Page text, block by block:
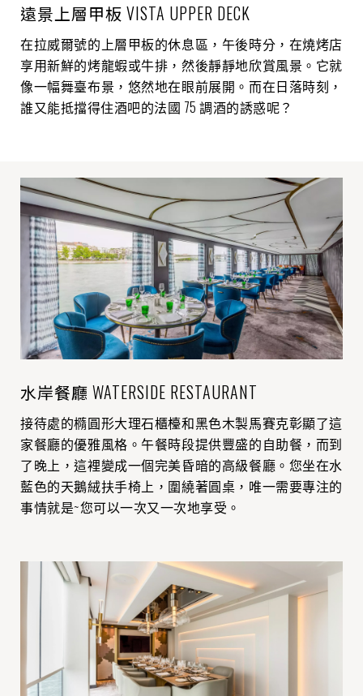
遠景上層甲板 VISTA UPPER DECK
在拉威爾號的上層甲板的休息區，午後時分，在燒烤店
享用新鮮的烤龍蝦或牛排，然後靜靜地欣賞風景。它就
像一幅舞臺布景，悠然地在眼前展開。而在日落時刻，
誰又能抵擋得住酒吧的法國 75 調酒的誘惑呢？
水岸餐廳 WATERSIDE RESTAURANT
接待處的橢圓形大理石櫃檯和黑色木製馬賽克彰顯了這
家餐廳的優雅風格。午餐時段提供豐盛的自助餐，而到
了晚上，這裡變成一個完美昏暗的高級餐廳。您坐在水
藍色的天鵝絨扶手椅上，圍繞著圓桌，唯一需要專注的
事情就是~您可以一次又一次地享受。